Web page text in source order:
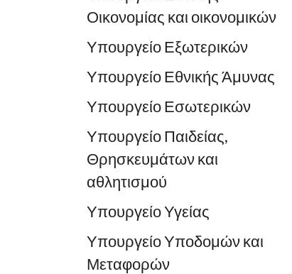
Οικονομίας και οικονομικών
Υπουργείο Εξωτερικών
Υπουργείο Εθνικής Άμυνας
Υπουργείο Εσωτερικών
Υπουργείο Παιδείας,
Θρησκευμάτων και
αθλητισμού
Υπουργείο Υγείας
Υπουργείο Υποδομών και
Μεταφορών